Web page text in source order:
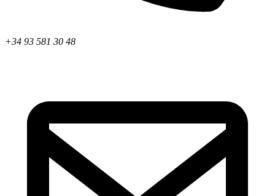
+34 93 581 30 48